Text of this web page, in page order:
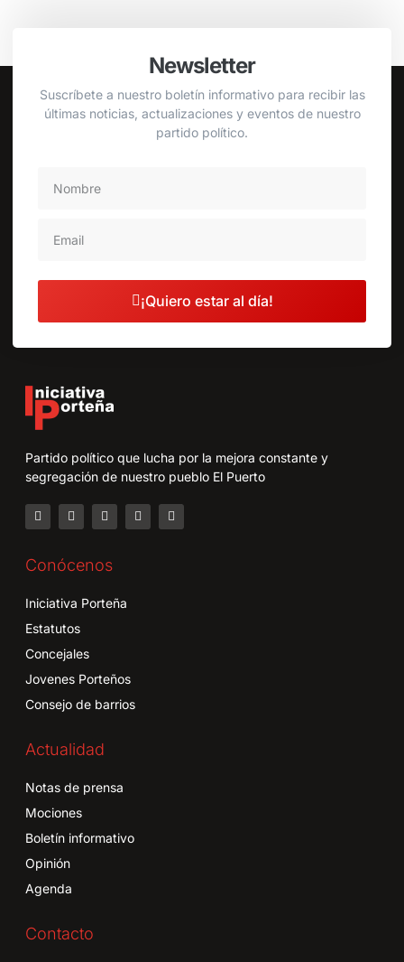
Newsletter
Suscríbete a nuestro boletín informativo para recibir las
últimas noticias, actualizaciones y eventos de nuestro
partido político.
¡Quiero estar al día!
Partido político que lucha por la mejora constante y
segregación de nuestro pueblo El Puerto
Conócenos
Iniciativa Porteña
Estatutos
Concejales
Jovenes Porteños
Consejo de barrios
Actualidad
Notas de prensa
Mociones
Boletín informativo
Opinión
Agenda
Contacto